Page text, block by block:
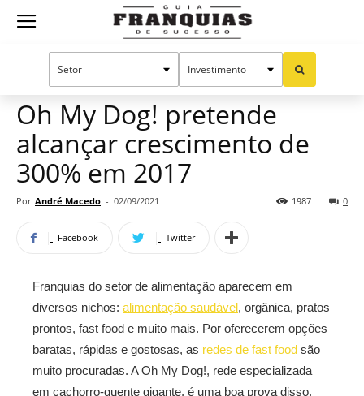
Guia
Mercado de franquias
Oh My Dog! pretende
alcançar crescimento de
300% em 2017
Por André Macedo - 02/09/2021 0
1987
Facebook Twitter
Franquias do setor de alimentação aparecem em
diversos nichos: alimentação saudável, orgânica, pratos
prontos, fast food e muito mais. Por oferecerem opções
baratas, rápidas e gostosas, as redes de fast food são
muito procuradas. A Oh My Dog!, rede especializada
em cachorro-quente gigante, é uma boa prova disso.